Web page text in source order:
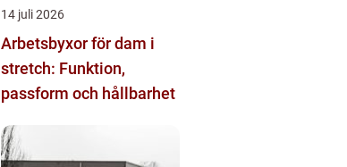
14 juli 2026
Arbetsbyxor för dam i
stretch: Funktion,
passform och hållbarhet